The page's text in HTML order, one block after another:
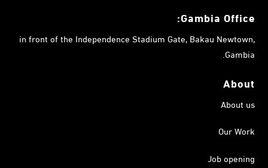
Gambia Office:
in front of the Independence Stadium Gate, Bakau Newtown,
Gambia.
About
About us
Our Work
Job opening